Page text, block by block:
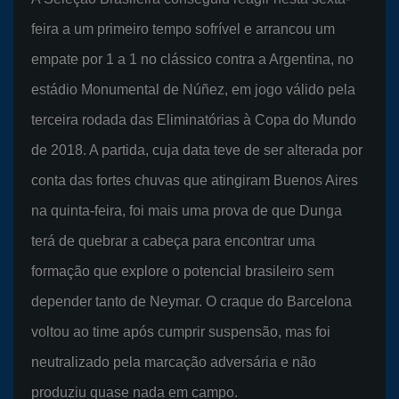
feira a um primeiro tempo sofrível e arrancou um
empate por 1 a 1 no clássico contra a Argentina, no
estádio Monumental de Núñez, em jogo válido pela
terceira rodada das Eliminatórias à Copa do Mundo
de 2018. A partida, cuja data teve de ser alterada por
conta das fortes chuvas que atingiram Buenos Aires
na quinta-feira, foi mais uma prova de que Dunga
terá de quebrar a cabeça para encontrar uma
formação que explore o potencial brasileiro sem
depender tanto de Neymar. O craque do Barcelona
voltou ao time após cumprir suspensão, mas foi
neutralizado pela marcação adversária e não
produziu quase nada em campo.